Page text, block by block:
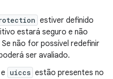
estiver definido
estará seguro e não
não for possível redefinir
ser avaliado.
e uiccs estão presentes no